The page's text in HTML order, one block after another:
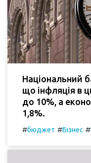
Національний
що інфляція в
до 10%, а
1,8%.
#бюджет #Бізнес #